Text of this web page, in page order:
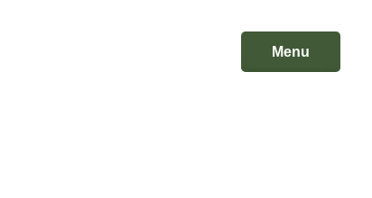
Menu